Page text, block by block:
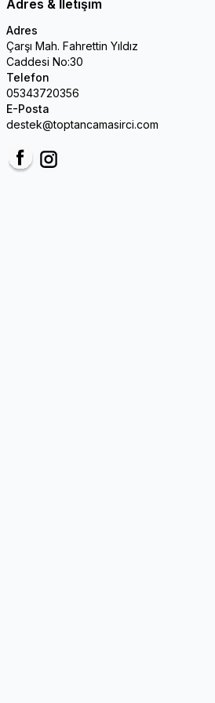
Adres & İletişim
Adres
Çarşı Mah. Fahrettin Yıldız
Caddesi No:30
Telefon
05343720356
E-Posta
destek@toptancamasirci.com
FacebookInstagram